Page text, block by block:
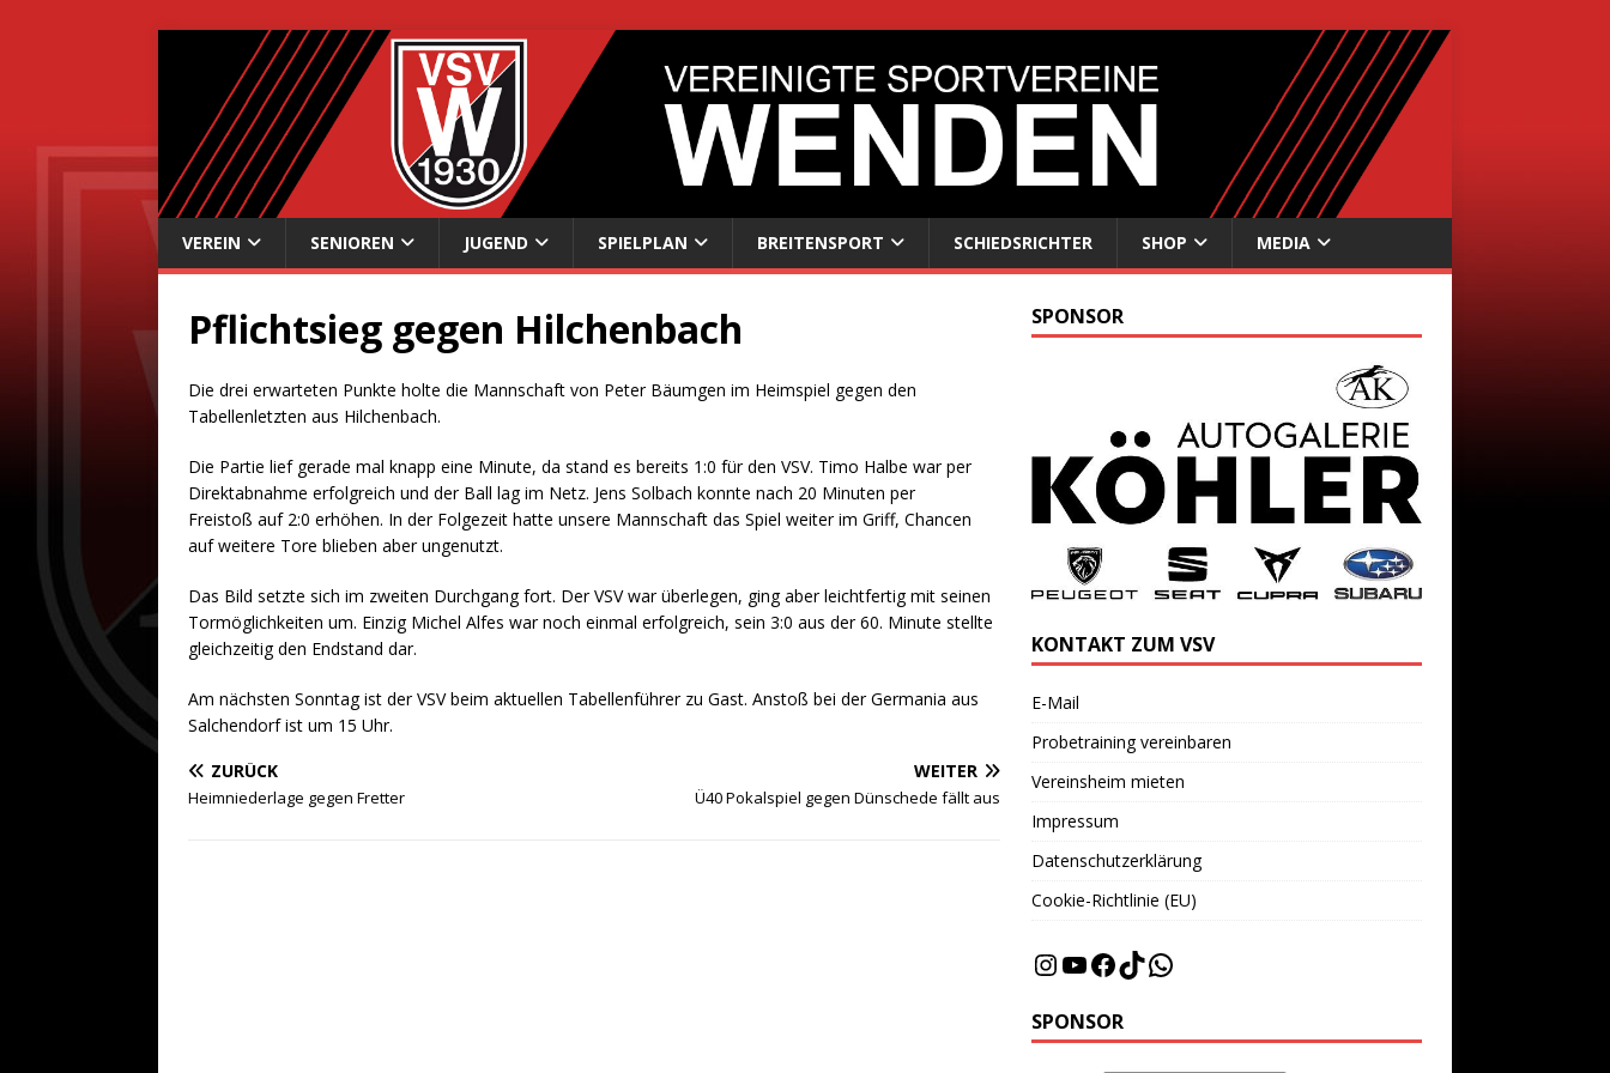
VEREIN SENIOREN JUGEND SPIELPLAN BREITENSPORT SCHIEDSRICHTER SHOP MEDIA
Pflichtsieg gegen Hilchenbach
Die drei erwarteten Punkte holte die Mannschaft von Peter Bäumgen im Heimspiel gegen den
Tabellenletzten aus Hilchenbach.
Die Partie lief gerade mal knapp eine Minute, da stand es bereits 1:0 für den VSV. Timo Halbe war per
Direktabnahme erfolgreich und der Ball lag im Netz. Jens Solbach konnte nach 20 Minuten per
Freistoß auf 2:0 erhöhen. In der Folgezeit hatte unsere Mannschaft das Spiel weiter im Griff, Chancen
auf weitere Tore blieben aber ungenutzt.
Das Bild setzte sich im zweiten Durchgang fort. Der VSV war überlegen, ging aber leichtfertig mit seinen
Tormöglichkeiten um. Einzig Michel Alfes war noch einmal erfolgreich, sein 3:0 aus der 60. Minute stellte
gleichzeitig den Endstand dar.
Am nächsten Sonntag ist der VSV beim aktuellen Tabellenführer zu Gast. Anstoß bei der Germania aus
Salchendorf ist um 15 Uhr.
ZURÜCK
Heimniederlage gegen Fretter
WEITER
Ü40 Pokalspiel gegen Dünschede fällt aus
SPONSOR
KONTAKT ZUM VSV
E-Mail
Probetraining vereinbaren
Vereinsheim mieten
Impressum
Datenschutzerklärung
Cookie-Richtlinie (EU)
SPONSOR